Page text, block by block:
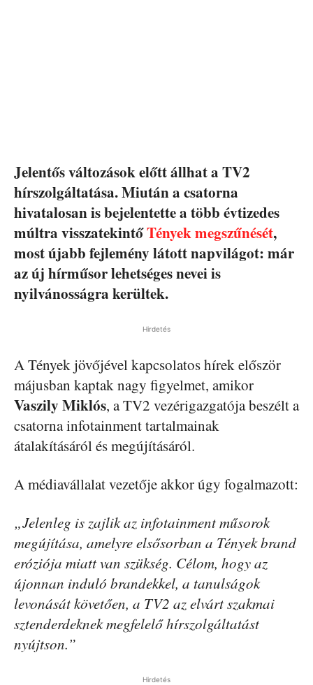
Jelentős változások előtt állhat a TV2
hírszolgáltatása. Miután a csatorna
hivatalosan is bejelentette a több évtizedes
múltra visszatekintőTények megszűnését,
most újabb fejlemény látott napvilágot: már
az új hírműsor lehetséges nevei is
nyilvánosságra kerültek.
Hirdetés
A Tények jövőjével kapcsolatos hírek először
májusban kaptak nagy figyelmet, amikor
Vaszily Miklós, a TV2 vezérigazgatója beszélt a
csatorna infotainment tartalmainak
átalakításáról és megújításáról.
A médiavállalat vezetője akkor úgy fogalmazott:
„Jelenleg is zajlik az infotainment műsorok
megújítása, amelyre elsősorban a Tények brand
eróziója miatt van szükség. Célom, hogy az
újonnan induló brandekkel, a tanulságok
levonását követően, a TV2 az elvárt szakmai
sztenderdeknek megfelelő hírszolgáltatást
nyújtson.”
Hirdetés